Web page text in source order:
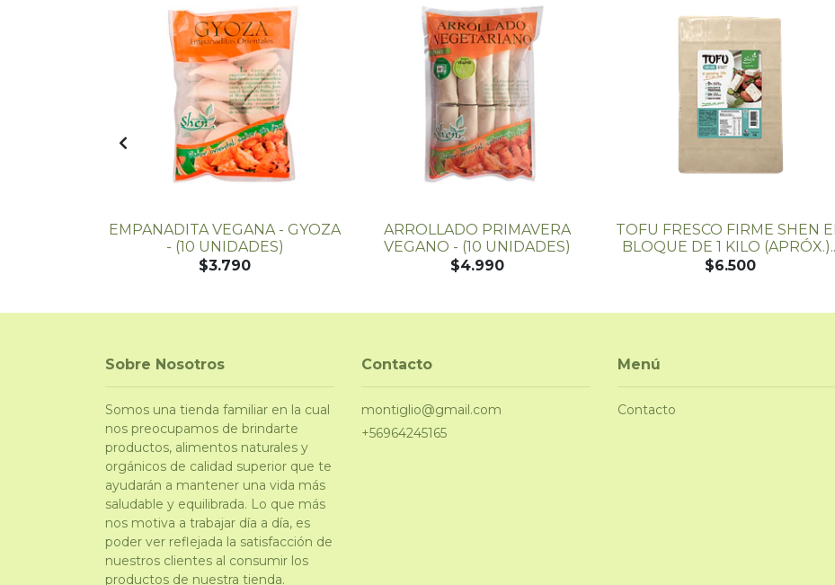
EMPANADITA VEGANA - GYOZA
- (10 UNIDADES)
$3.790
ARROLLADO PRIMAVERA
VEGANO - (10 UNIDADES)
$4.990
TOFU FRESCO FIRME SHEN
BLOQUE DE 1 KILO
$6.500
Sobre Nosotros
Somos una tienda familiar en la cual
nos preocupamos de brindarte
productos, alimentos naturales y
orgánicos de calidad superior que te
ayudarán a mantener una vida más
saludable y equilibrada. Lo que más
nos motiva a trabajar día a día, es
poder ver reflejada la satisfacción de
nuestros clientes al consumir los
productos de nuestra tienda.
Contacto
montiglio@gmail.com
+56964245165
Menú
Contacto